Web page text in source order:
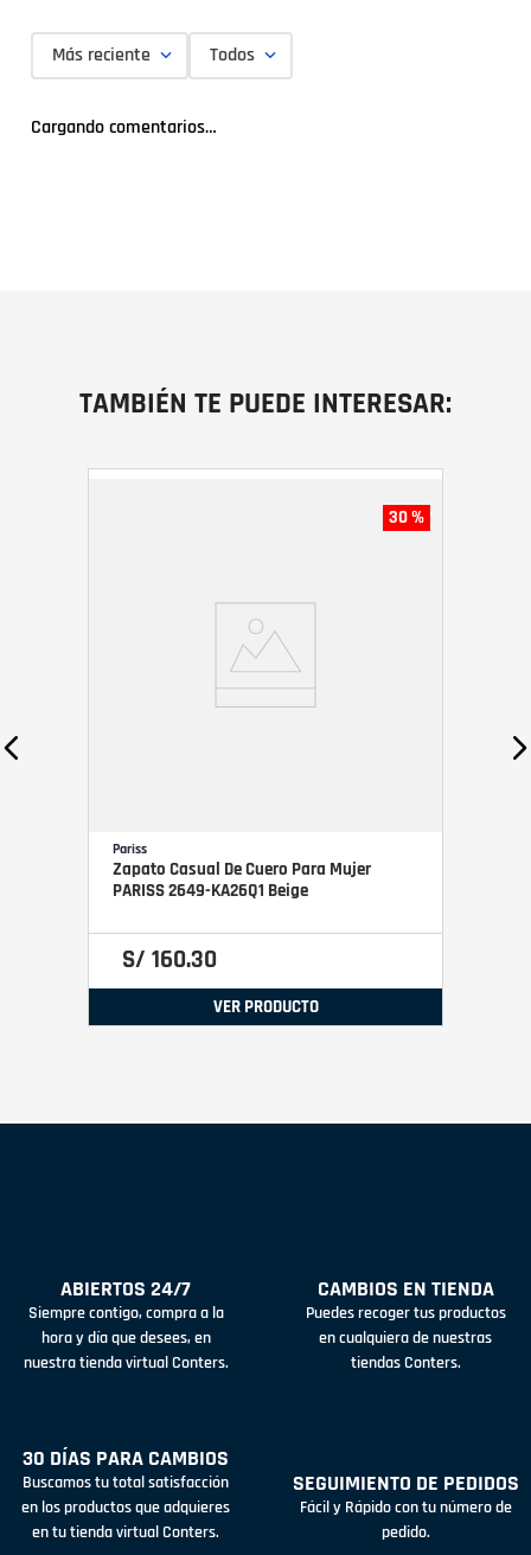
Más reciente Todos
Cargando comentarios…
TAMBIÉN TE PUEDE INTERESAR:
30 %
Pariss
Zapato Casual De Cuero Para Mujer
PARISS 2649-KA26Q1 Beige
S/ 160.30
VER PRODUCTO
ABIERTOS 24/7
Siempre contigo, compra a la
hora y día que desees, en
nuestra tienda virtual Conters.
CAMBIOS EN TIENDA
Puedes recoger tus productos
en cualquiera de nuestras
tiendas Conters.
30 DÍAS PARA CAMBIOS
Buscamos tu total satisfacción
en los productos que adquieres
en tu tienda virtual Conters.
SEGUIMIENTO DE PEDIDOS
Fácil y Rápido con tu número de
pedido.